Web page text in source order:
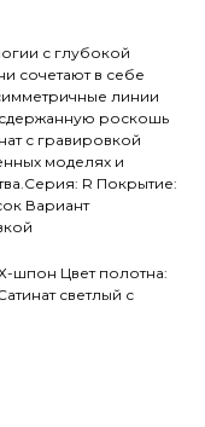
с глубокой
сочетают в себе
линии
роскошь
с гравировкой
моделях и
R Покрытие:
Вариант
шпон Цвет полотна:
светлый с